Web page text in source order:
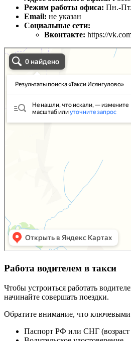
Режим работы офиса: Пн.-
Email: не указан
Социальные сети:
Вконтакте: https://
Работа водителем в такси
Чтобы устроиться работать
начинайте совершать поездки.
Обратите внимание, что ключевыми
Паспорт РФ или СНГ (возраст